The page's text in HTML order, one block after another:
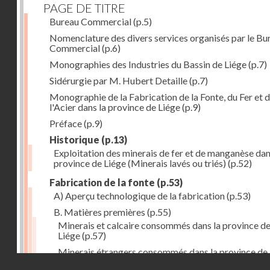
PAGE DE TITRE
Bureau Commercial(p.5)
Nomenclature des divers services organisés par le
Commercial(p.6)
Monographies des Industries du Bassin de Liége(p.7)
Sidérurgie par M. Hubert Detaille(p.7)
Monographie de la Fabrication de la Fonte, du Fer et
l'Acier dans la province de Liége(p.9)
Préface(p.9)
Historique (p.13)
Exploitation des minerais de fer et de manganèse
province de Liége (Minerais lavés ou triés) (p.52)
Fabrication de la fonte (p.53)
A) Aperçu technologique de la fabrication(p.53)
B. Matières premières (p.55)
Minerais et calcaire consommés dans la province de
Liége(p.57)
Minerais étrangers consommés dans la province de